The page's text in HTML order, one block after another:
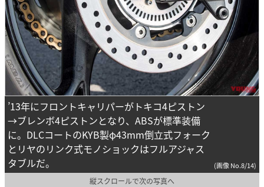
’13年にフロントキャリパーがトキコ4ピストン
→ブレンボ4ピストンとなり、ABSが標準装備
に。DLCコートのKYB製φ43mm倒立式フォーク
とリヤのリンク式モノショックはフルアジャス
タブルだ。
(画像 No.8/14)
縦スクロールで次の写真へ